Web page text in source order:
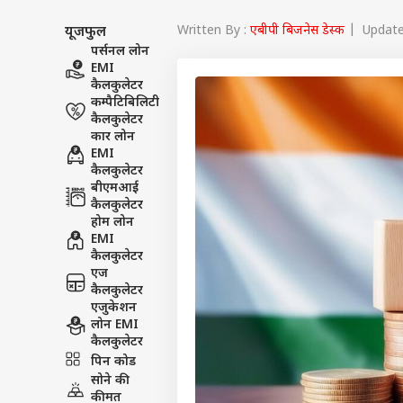
यूजफुल
पर्सनल लोन
EMI
कैलकुलेटर
कम्पैटिबिलिटी
कैलकुलेटर
कार लोन
EMI
कैलकुलेटर
बीएमआई
कैलकुलेटर
होम लोन
EMI
कैलकुलेटर
एज
कैलकुलेटर
एजुकेशन
लोन EMI
कैलकुलेटर
पिन कोड
सोने की
कीमत
Written By : एबीपी बिजनेस डेस्क |